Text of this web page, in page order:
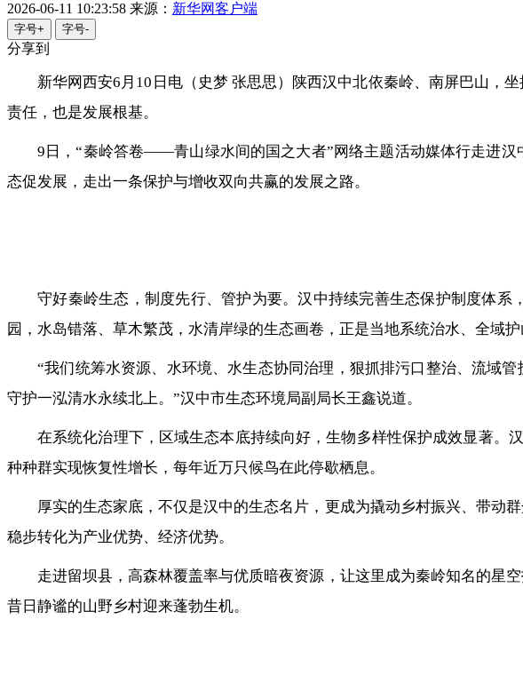
2026-06-11 10:23:58 来源： 新华网客户端
字号+ 字号-
分享到
新华网西安6月10日电（史梦 张思思）陕西汉中北依秦岭、南屏巴山，
责任，也是发展根基。
9日，“秦岭答卷——青山绿水间的国之大者”网络主题活动媒体行走进
态促发展，走出一条保护与增收双向共赢的发展之路。
守好秦岭生态，制度先行、管护为要。汉中持续完善生态保护制度体
园，水岛错落、草木繁茂，水清岸绿的生态画卷，正是当地系统治水、全域护
“我们统筹水资源、水环境、水生态协同治理，狠抓排污口整治、流域
守护一泓清水永续北上。”汉中市生态环境局副局长王鑫说道。
在系统化治理下，区域生态本底持续向好，生物多样性保护成效显著。
种种群实现恢复性增长，每年近万只候鸟在此停歇栖息。
厚实的生态家底，不仅是汉中的生态名片，更成为撬动乡村振兴、带动
稳步转化为产业优势、经济优势。
走进留坝县，高森林覆盖率与优质暗夜资源，让这里成为秦岭知名的星
昔日静谧的山野乡村迎来蓬勃生机。